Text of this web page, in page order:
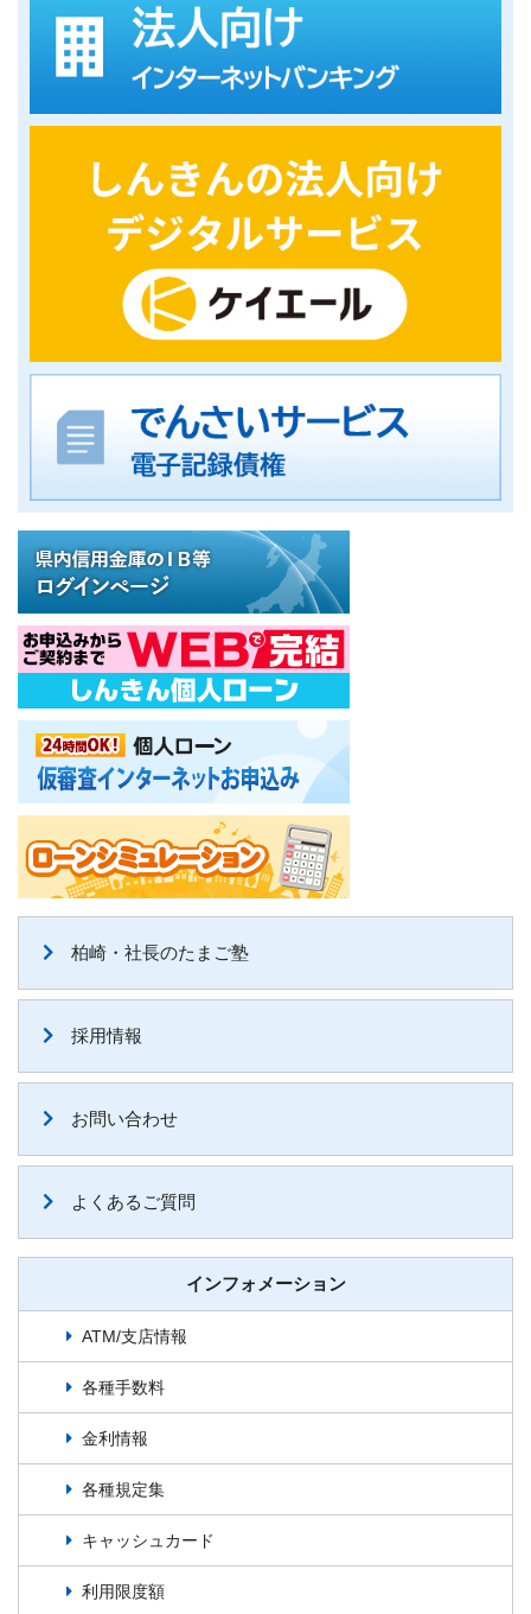
柏崎・社長のたまご塾
採用情報
お問い合わせ
よくあるご質問
インフォメーション
ATM/支店情報
各種手数料
金利情報
各種規定集
キャッシュカード
利用限度額